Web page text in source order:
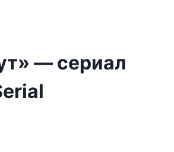
— сериал